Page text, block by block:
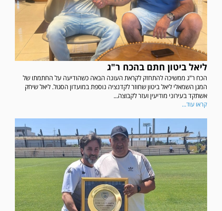
ליאל ביטון חתם בהכח ר"ג
הכח ר"ג ממשיכה להתחזק לקראת העונה הבאה כשהודיעה על החתמתו של
המגן השמאלי ליאל ביטון שחוזר לקדנציה נוספת במועדון הסגול. ליאל שיחק
אשתקד בעירוני מודיעין ועזר לקבוצה...
קראו עוד...